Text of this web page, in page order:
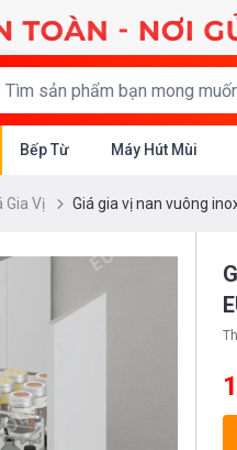
Bếp Từ Máy Hút Mùi
Gia Vị Giá gia vị nan vuông